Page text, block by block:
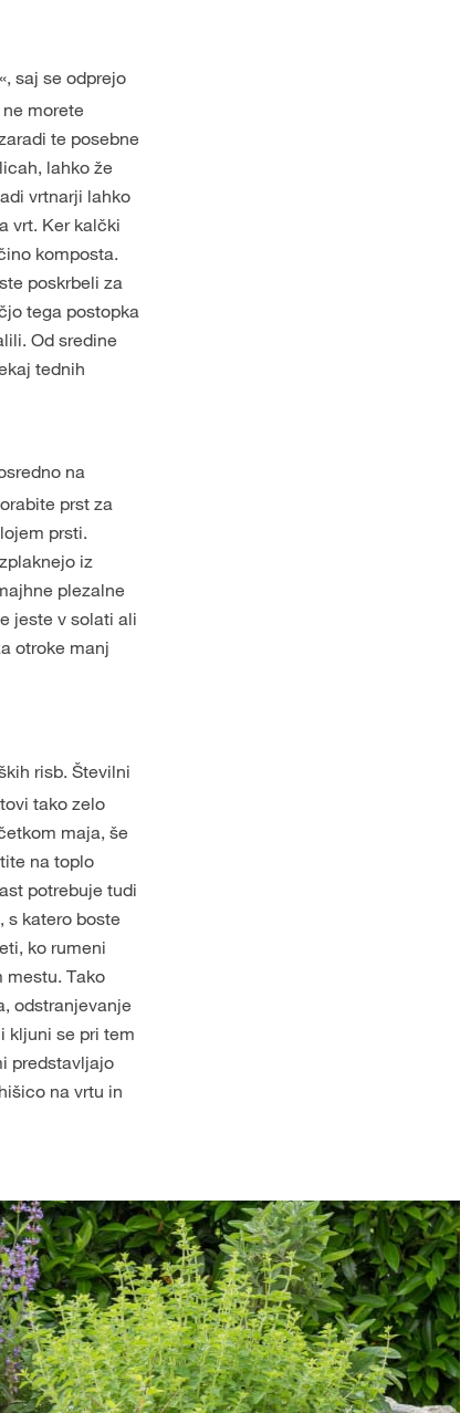
saj se odprejo
morete
te posebne
lahko že
vrtnarji lahko
vrt. Ker kalčki
komposta.
poskrbeli za
tega postopka
Od sredine
tednih
na
prst za
prsti.
iz
plezalne
jeste v solati ali
otroke manj
risb. Številni
tako zelo
maja, še
na toplo
potrebuje tudi
s katero boste
ko rumeni
mestu. Tako
odstranjevanje
kljuni se pri tem
predstavljajo
na vrtu in